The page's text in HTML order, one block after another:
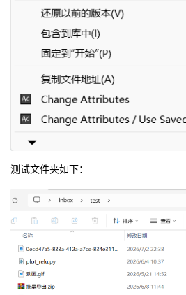
测试文件夹如下：